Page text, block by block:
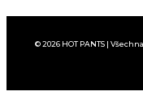
© 2026 HOT PANTS |